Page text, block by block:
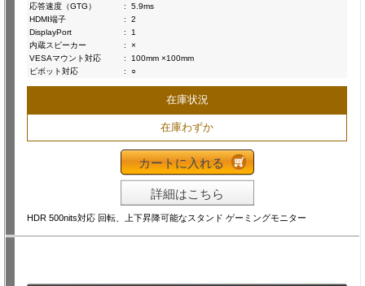
応答速度（GTG）
:
5.9ms
HDMI端子
:
2
DisplayPort
:
1
内蔵スピーカー
:
×
VESAマウント対応
:
100mm ×100mm
ピボット対応
: ○
在庫状況
在庫わずか
カートに入れる
詳細はこちら
HDR 500nits対応 回転、上下昇降可能なスタンド ゲーミングモニター